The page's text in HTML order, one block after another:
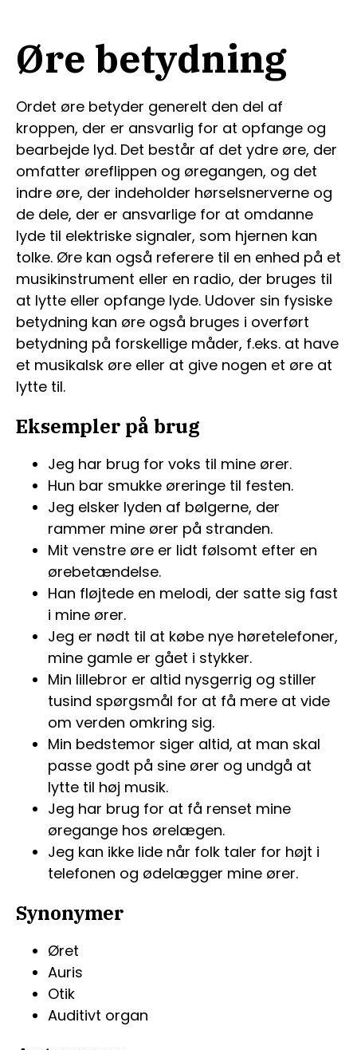
Øre betydning
Ordet øre betyder generelt den del af
kroppen, der er ansvarlig for at opfange og
bearbejde lyd. Det består af det ydre øre, der
omfatter øreflippen og øregangen, og det
indre øre, der indeholder hørselsnerverne og
de dele, der er ansvarlige for at omdanne
lyde til elektriske signaler, som hjernen kan
tolke. Øre kan også referere til en enhed på et
musikinstrument eller en radio, der bruges til
at lytte eller opfange lyde. Udover sin fysiske
betydning kan øre også bruges i overført
betydning på forskellige måder, f.eks. at have
et musikalsk øre eller at give nogen et øre at
lytte til.
Eksempler på brug
Jeg har brug for voks til mine ører.
Hun bar smukke øreringe til festen.
Jeg elsker lyden af bølgerne, der
rammer mine ører på stranden.
Mit venstre øre er lidt følsomt efter en
ørebetændelse.
Han fløjtede en melodi, der satte sig fast
i mine ører.
Jeg er nødt til at købe nye høretelefoner,
mine gamle er gået i stykker.
Min lillebror er altid nysgerrig og stiller
tusind spørgsmål for at få mere at vide
om verden omkring sig.
Min bedstemor siger altid, at man skal
passe godt på sine ører og undgå at
lytte til høj musik.
Jeg har brug for at få renset mine
øregange hos ørelægen.
Jeg kan ikke lide når folk taler for højt i
telefonen og ødelægger mine ører.
Synonymer
Øret
Auris
Otik
Auditivt organ